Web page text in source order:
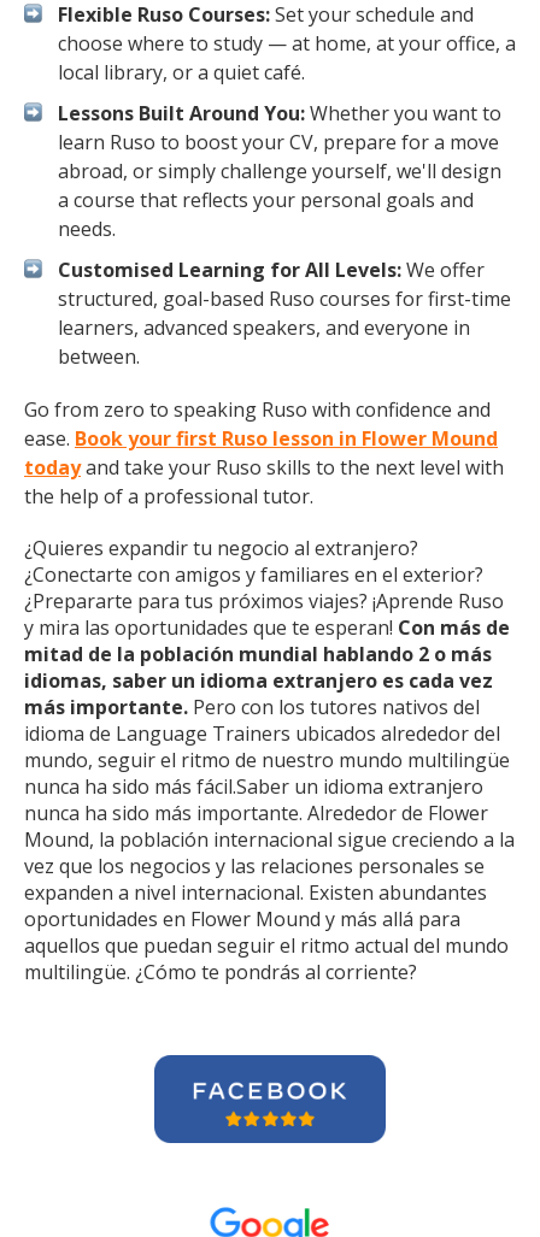
Flexible Ruso Courses:Set your schedule and
choose where to study — at home, at your office, a
local library, or a quiet café.
Lessons Built Around You:Whether you want to
learn Ruso to boost your CV, prepare for a move
abroad, or simply challenge yourself, we'll design
a course that reflects your personal goals and
needs.
Customised Learning for All Levels:We offer
structured, goal-based Ruso courses for first-time
learners, advanced speakers, and everyone in
between.
Go from zero to speaking Ruso with confidence and
ease. Book your first Ruso lesson in Flower Mound
todayand take your Ruso skills to the next level with
the help of a professional tutor.
¿Quieres expandir tu negocio al extranjero?
¿Conectarte con amigos y familiares en el exterior?
¿Prepararte para tus próximos viajes? ¡Aprende Ruso
y mira las oportunidades que te esperan! Con más de
mitad de la población mundial hablando 2 o más
idiomas, saber un idioma extranjero es cada vez
más importante. Pero con los tutores nativos del
idioma de Language Trainers ubicados alrededor del
mundo, seguir el ritmo de nuestro mundo multilingüe
nunca ha sido más fácil.Saber un idioma extranjero
nunca ha sido más importante. Alrededor de Flower
Mound, la población internacional sigue creciendo a la
vez que los negocios y las relaciones personales se
expanden a nivel internacional. Existen abundantes
oportunidades en Flower Mound y más allá para
aquellos que puedan seguir el ritmo actual del mundo
multilingüe. ¿Cómo te pondrás al corriente?